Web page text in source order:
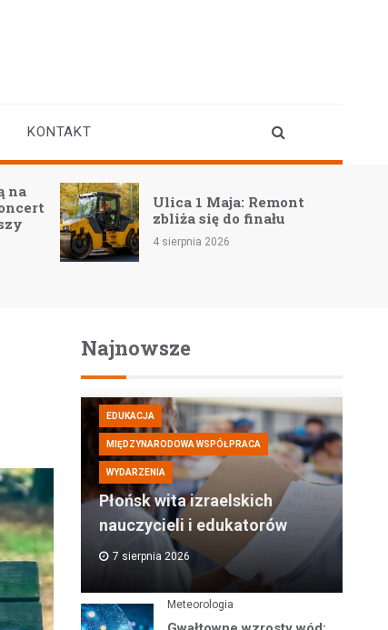
KONTAKT
Ulica 1 Maja: Remont
zbliża się do finału
4 sierpnia 2026
na dowód –
Najnowsze
EDUKACJA
MIĘDZYNARODOWA WSPÓŁPRACA
WYDARZENIA
Płońsk wita izraelskich
nauczycieli i edukatorów
7 sierpnia 2026
Meteorologia